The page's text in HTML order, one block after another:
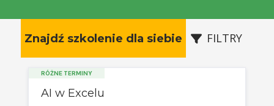
Znajdź szkolenie dla siebie FILTRY
RÓŻNE TERMINY
AI w Excelu